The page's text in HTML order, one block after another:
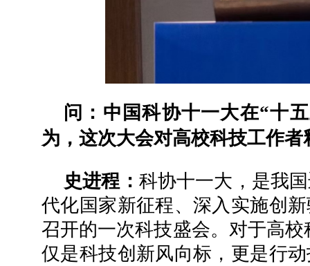
问：中国科协十一大在“十
为，这次大会对高校科技工作
史进程： 科协十一大，是我
代化国家新征程、深入实施创
召开的一次科技盛会。对于高
仅是科技创新风向标，更是行